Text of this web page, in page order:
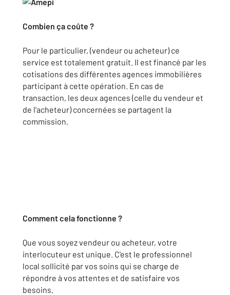
Combien ça coûte ?
Pour le particulier, (vendeur ou acheteur) ce
service est totalement gratuit. Il est financé par les
cotisations des différentes agences immobilières
participant à cette opération. En cas de
transaction, les deux agences (celle du vendeur et
de l'acheteur) concernées se partagent la
commission.
Comment cela fonctionne ?
Que vous soyez vendeur ou acheteur, votre
interlocuteur est unique. C'est le professionnel
local sollicité par vos soins qui se charge de
répondre à vos attentes et de satisfaire vos
besoins.